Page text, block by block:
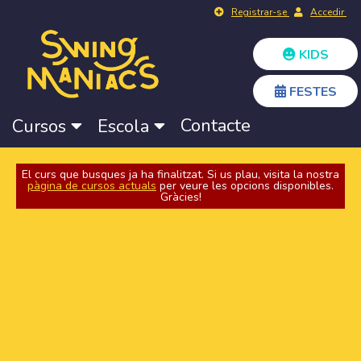
Registrar-se Accedir
KIDS
FESTES
Cursos Escola Contacte
El curs que busques ja ha finalitzat. Si us plau, visita la nostra
pàgina de cursos actuals per veure les opcions disponibles.
Gràcies!